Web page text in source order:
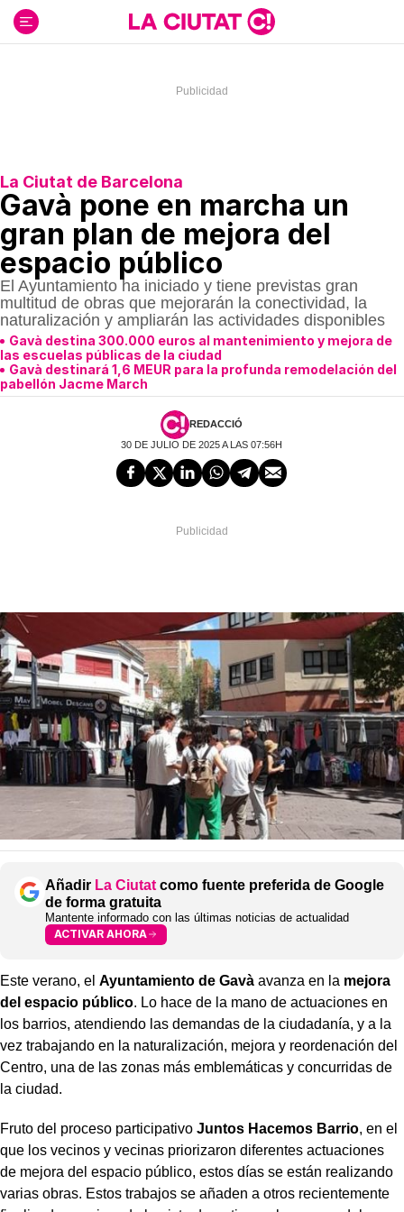
contenido
La Ciutat de Barcelona
Gavà pone en marcha un
gran plan de mejora del
espacio público
El Ayuntamiento ha iniciado y tiene previstas gran
multitud de obras que mejorarán la conectividad, la
naturalización y ampliarán las actividades disponibles
Gavà destina 300.000 euros al mantenimiento y mejora de
las escuelas públicas de la ciudad
Gavà destinará 1,6 MEUR para la profunda remodelación del
pabellón Jacme March
REDACCIÓ
30 DE JULIO DE 2025 A LAS 07:56H
Añadir La Ciutat como fuente preferida de Google
de forma gratuita
Mantente informado con las últimas noticias de actualidad
ACTIVAR AHORA
Este verano, el Ayuntamiento de Gavà avanza en la mejora
del espacio público. Lo hace de la mano de actuaciones en
los barrios, atendiendo las demandas de la ciudadanía, y a la
vez trabajando en la naturalización, mejora y reordenación del
Centro, una de las zonas más emblemáticas y concurridas de
la ciudad.
Fruto del proceso participativo Juntos Hacemos Barrio, en el
que los vecinos y vecinas priorizaron diferentes actuaciones
de mejora del espacio público, estos días se están realizando
varias obras. Estos trabajos se añaden a otros recientemente